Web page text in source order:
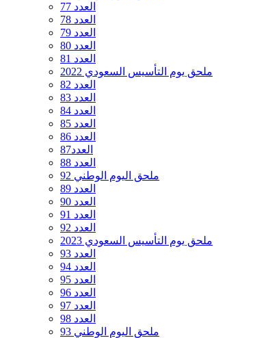
العدد 77
العدد 78
العدد 79
العدد 80
العدد 81
ملحق يوم التأسيس السعودي 2022
العدد 82
العدد 83
العدد 84
العدد 85
العدد 86
العدد87
العدد 88
ملحق اليوم الوطني 92
العدد 89
العدد 90
العدد 91
العدد 92
ملحق يوم التأسيس السعودي 2023
العدد 93
العدد 94
العدد 95
العدد 96
العدد 97
العدد 98
ملحق اليوم الوطني 93